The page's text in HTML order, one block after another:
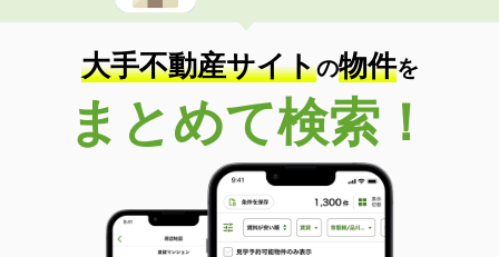
大手不動産サイトの物件を
まとめて検索！